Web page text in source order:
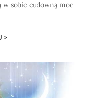
sobie cudowną moc
>